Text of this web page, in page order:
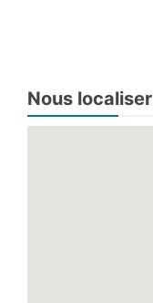
Nous localiser